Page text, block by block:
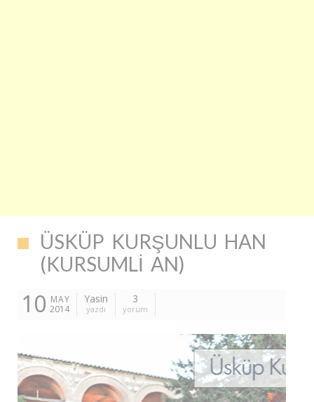
ÜSKÜP KURŞUNLU HAN
(KURSUMLI AN)
10 MAY
2014
Yasin
yazdı
3
yorum